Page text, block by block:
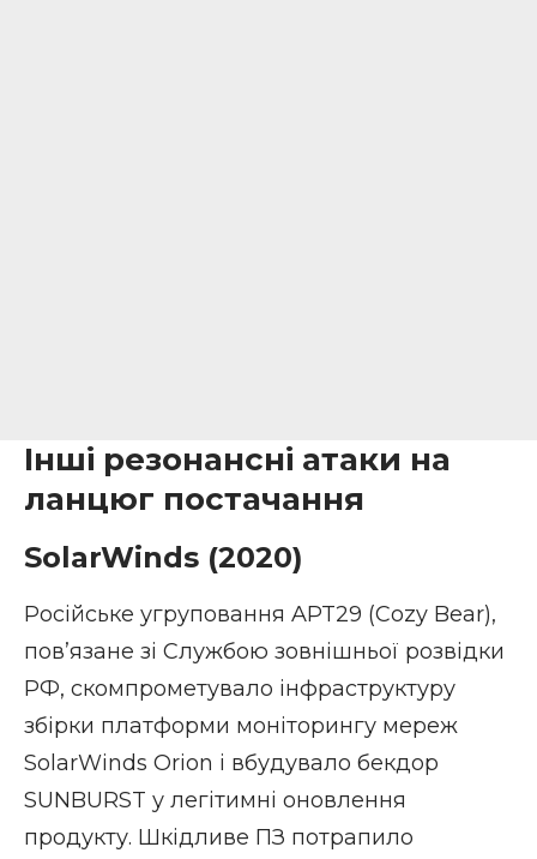
Інші резонансні атаки на
ланцюг постачання
SolarWinds (2020)
Російське угруповання APT29 (Cozy Bear),
пов’язане зі Службою зовнішньої розвідки
РФ, скомпрометувало інфраструктуру
збірки платформи моніторингу мереж
SolarWinds Orion і вбудувало бекдор
SUNBURST у легітимні оновлення
продукту. Шкідливе ПЗ потрапило